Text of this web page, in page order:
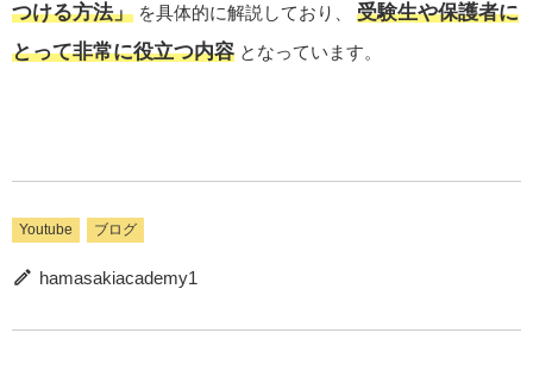
つける方法」 を具体的に解説しており、 受験生や保護者に
とって非常に役立つ内容 となっています。
Youtube ブログ
hamasakiacademy1